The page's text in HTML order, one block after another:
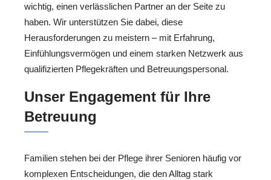
wichtig, einen verlässlichen Partner an der Seite zu
haben. Wir unterstützen Sie dabei, diese
Herausforderungen zu meistern – mit Erfahrung,
Einfühlungsvermögen und einem starken Netzwerk aus
qualifizierten Pflegekräften und Betreuungspersonal.
Unser Engagement für Ihre
Betreuung
Familien stehen bei der Pflege ihrer Senioren häufig vor
komplexen Entscheidungen, die den Alltag stark